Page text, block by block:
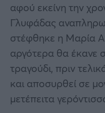
αφού εκείνη την
Γλυφάδας
στέφθηκε η Μαρία
αργότερα θα έκανε
τραγούδι, πριν
και αποσυρθεί σε
μετέπειτα